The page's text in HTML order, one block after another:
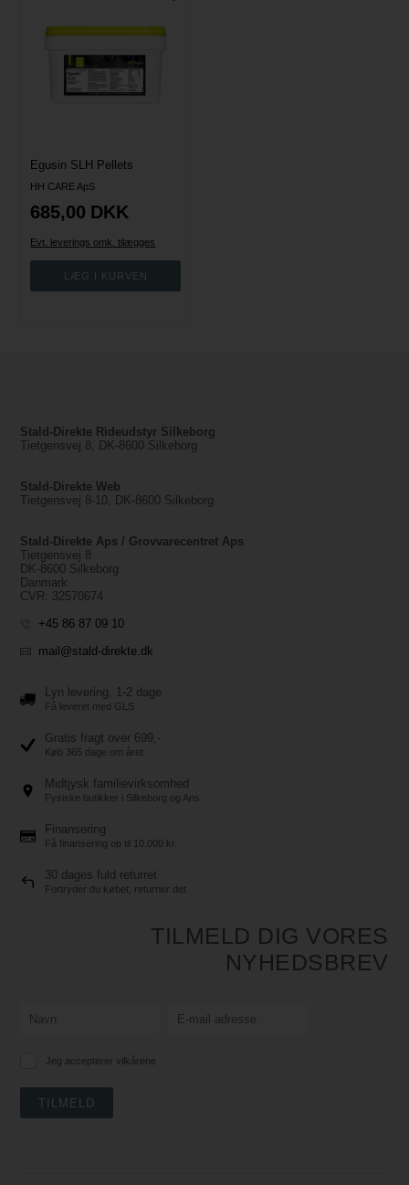
Egusin SLH Pellets
HH CARE ApS
685,00 DKK
Evt. leverings omk. tilægges
Stald-Direkte Rideudstyr Silkeborg
Tietgensvej 8, DK-8600 Silkeborg
Stald-Direkte Web
Tietgensvej 8-10, DK-8600 Silkeborg
Stald-Direkte Aps / Grovvarecentret Aps
Tietgensvej 8
DK-8600 Silkeborg
Danmark
CVR: 32570674
+45 86 87 09 10
mail@stald-direkte.dk
Lyn levering, 1-2 dage
Få leveret med GLS
Gratis fragt over 699,-
Køb 365 dage om året
Midtjysk familievirksomhed
Fysiske butikker i Silkeborg og Ans
Finansering
Få finansering op til 10.000 kr.
30 dages fuld returret
Fortryder du købet, returner det
TILMELD DIG VORES
NYHEDSBREV
Jeg accepterer vilkårene